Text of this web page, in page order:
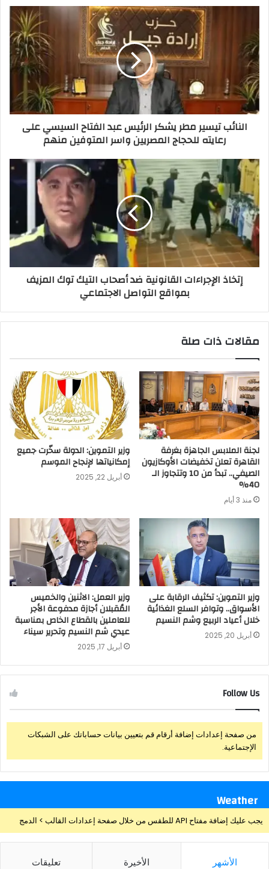
النائب تيسير مطر يشكر الرئيس عبد الفتاح السيسي على
رعايته للحجاج المصريين واسر المتوفين منهم
إتخاذ الإجراءات القانونية ضد أصحاب التيك توك المزيف
بمواقع التواصل الاجتماعي
مقالات ذات صلة
لجنة الملابس الجاهزة بغرفة
القاهرة تعلن تخفيضات الأوكازيون
الصيفي.. تبدأ من 10 وتتجاوز الـ
40%
منذ 3 أيام
وزير التموين: الدولة سخّرت جميع
إمكانياتها لإنجاح الموسم
أبريل 22, 2025
وزير التموين: تكثيف الرقابة على
الأسواق.. وتوافر السلع الغذائية
خلال أعياد الربيع وشم النسيم
أبريل 20, 2025
وزير العمل: الاثنين والخميس
المُقبلان أجازة مدفوعة الأجر
للعاملين بالقطاع الخاص بمناسبة
عيدي شم النسيم وتحرير سيناء
أبريل 17, 2025
Follow Us
من صفحة إعدادات إضافة أرقام قم بتعيين بيانات حساباتك على الشبكات
الإجتماعية.
Weather
يجب عليك إضافة مفتاح API للطقس من خلال صفحة إعدادات القالب > الدمج
الأشهر الأخيرة تعليقات